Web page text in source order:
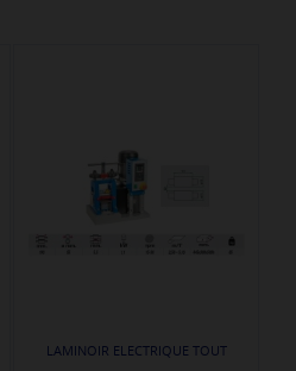
LAMINOIR ELECTRIQUE TOUT